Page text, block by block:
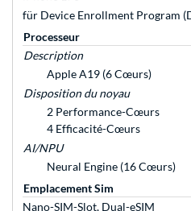
für Device Enrollment Program
Processeur
Description
Apple A19 (6 Cœurs)
Disposition du noyau
2 Performance-Cœurs
4 Efficacité-Cœurs
AI/NPU
Neural Engine (16 Cœurs)
Emplacement Sim
Nano-SIM-Slot, Dual-eSIM